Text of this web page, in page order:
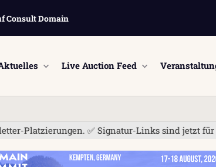
Consult Domain
Live Auction Feed
✅ Signatur-Links sind jetzt für alle frei.